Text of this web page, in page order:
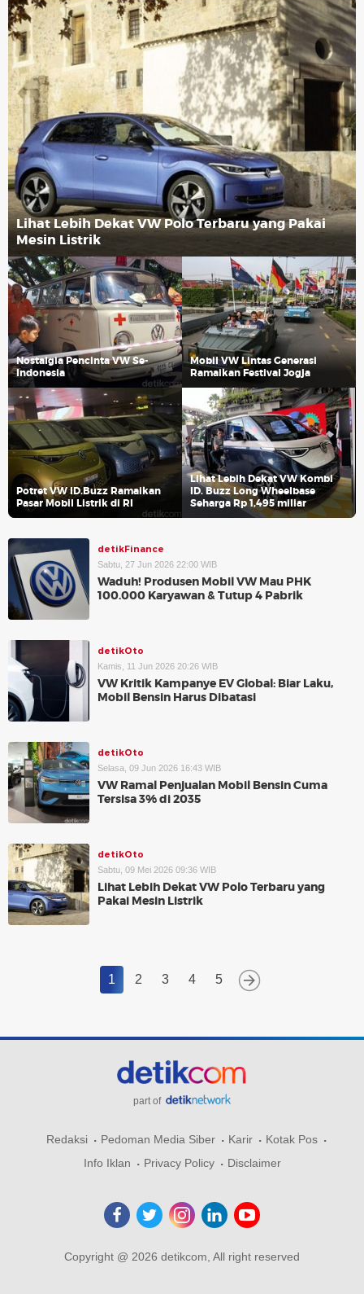
Lihat Lebih Dekat VW Polo Terbaru yang Pakai
Mesin Listrik
Nostalgia Pencinta VW Se-
Indonesia
Mobil VW Lintas Generasi
Ramaikan Festival Jogja
Potret VW ID.Buzz Ramaikan
Pasar Mobil Listrik di RI
Lihat Lebih Dekat VW Kombi
ID. Buzz Long Wheelbase
Seharga Rp 1,495 miliar
detikFinance
Sabtu, 27 Jun 2026 22:00 WIB
Waduh! Produsen Mobil VW Mau PHK
100.000 Karyawan & Tutup 4 Pabrik
detikOto
Kamis, 11 Jun 2026 20:26 WIB
VW Kritik Kampanye EV Global: Biar Laku,
Mobil Bensin Harus Dibatasi
detikOto
Selasa, 09 Jun 2026 16:43 WIB
VW Ramal Penjualan Mobil Bensin Cuma
Tersisa 3% di 2035
detikOto
Sabtu, 09 Mei 2026 09:36 WIB
Lihat Lebih Dekat VW Polo Terbaru yang
Pakai Mesin Listrik
1 2 3 4 5
part of
Redaksi Pedoman Media Siber Karir
Kotak Pos
Info Iklan
Privacy Policy Disclaimer
Copyright @ 2026 detikcom, All right reserved